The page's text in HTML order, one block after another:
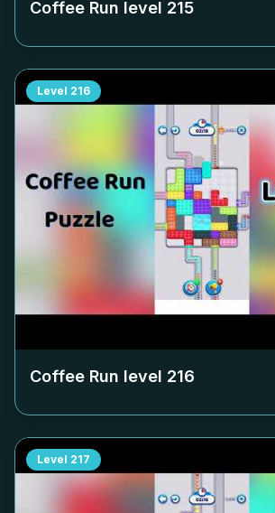
Coffee Run level 215
Level 216
Coffee Run level 216
Level 217